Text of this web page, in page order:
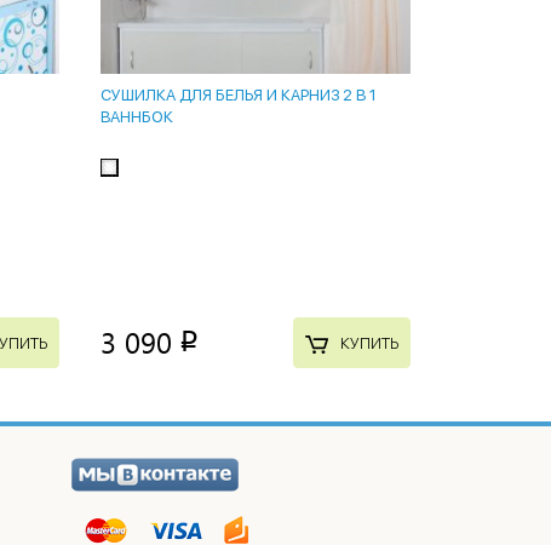
СУШИЛКА ДЛЯ БЕЛЬЯ И КАРНИЗ 2 В 1
ВАННБОК
3 090 p КУПИТЬ